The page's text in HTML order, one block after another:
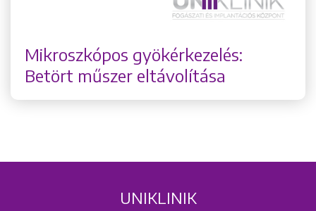
Mikroszkópos gyökérkezelés:
Betört műszer eltávolítása
UNIKLINIK